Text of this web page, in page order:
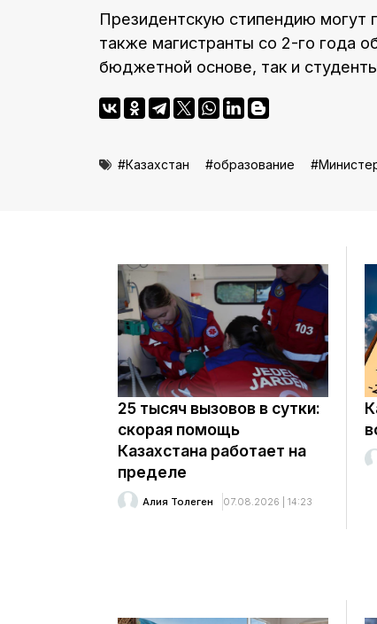
Президентскую стипендию могут
также магистранты со 2-го года
бюджетной основе, так и
Казахстан образование
25 тысяч вызовов в сутки:
скорая помощь
Казахстана работает на
пределе
Алия Толеген 07.08.2026 | 14:23